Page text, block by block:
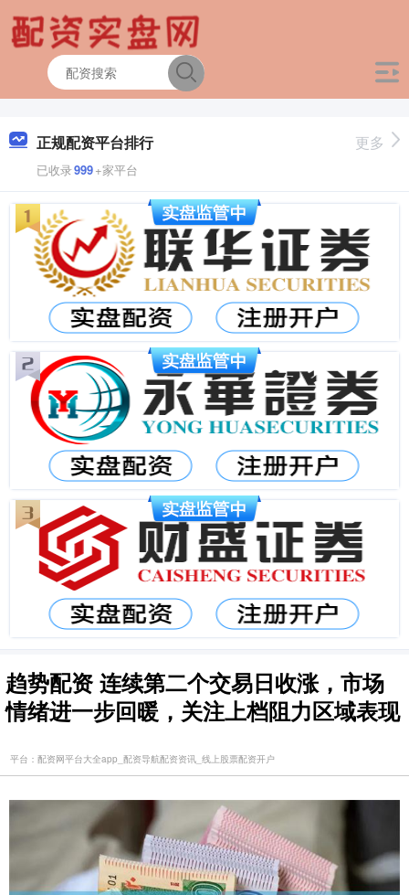
正规配资平台排行
已收录999+家平台
更多
趋势配资 连续第二个交易日收涨，市场
情绪进一步回暖，关注上档阻力区域表现
平台：配资网平台大全app_配资导航配资资讯_线上股票配资开户